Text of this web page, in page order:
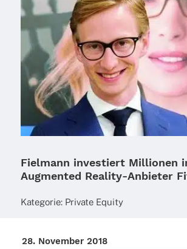
Fielmann investiert Millionen
Augmented Reality-Anbieter
Kate­go­rie: Private Equity
28. Novem­ber 2018